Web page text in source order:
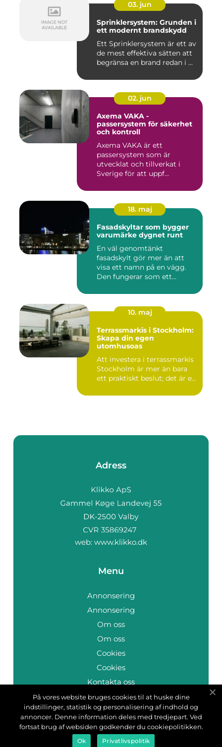
03. jun
Sprinklersystem: Grunden i
ett modernt brandskydd
Ett Sprinklersystem är ett av
de mest effektiva sätten att
begränsa en brand redan i ...
02. jun
Axema VAKA -
passersystem för säkerhet
och kontroll
Axema VAKA är ett
passersystem som är
utvecklat och tillverkat i
Sverige för att uppf...
18. maj
Fasadskyltar som bygger
varumärke dygnet runt
En väl genomtänkt
fasadskylt gör mer än att
visa ett namn på en vägg.
Den fungerar som ett
10. maj
Terrassmarkis i Stockholm:
Skapa din egen
utomhusoas
Att investera i terrassmarkis
Stockholm är mer än bara
ett praktiskt beslut; det är e...
Adress
web: www.klikko.dk
Menu
Annonsering
Annonsering
Om oss
Om oss
Cookies
Cookies
Kontakta oss
Kontakta oss
Sitemap
Sitemap
På vores website bruges cookies til at huske dine
indstillinger, statistik og personalisering af indhold og
annoncer. Denne information deles med tredjepart. Ved
fortsat brug af websiden godkender du cookiepolitikken.
Ok Privatlivspolitik